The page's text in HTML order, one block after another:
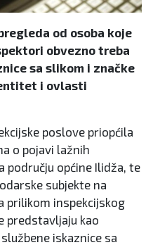
od osoba koje
obvezno treba
sa slikom i značke
i ovlasti
poslove priopćila
o pojavi lažnih
području općine Ilidža, te
subjekte na
prilikom inspekcijskog
predstavljaju kao
iskaznice sa